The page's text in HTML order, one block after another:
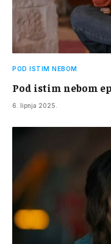
POD ISTIM NEBOM
Pod istim nebom
6. lipnja 2025.